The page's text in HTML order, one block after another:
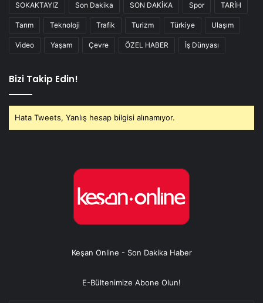
SOKAKTAYIZ Son Dakika SON DAKİKA Spor TARİH
Tarım Teknoloji Trafik Turizm Türkiye Ulaşım
Video Yaşam Çevre ÖZEL HABER İş Dünyası
Bizi Takip Edin!
Hata Tweets, Yanlış hesap bilgisi alınamıyor.
Keşan Online - Son Dakika Haber
E-Bültenimize Abone Olun!